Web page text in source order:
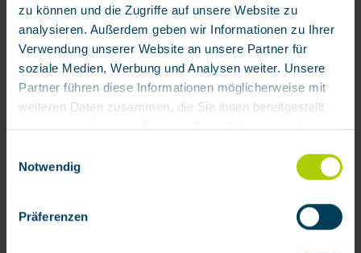
zu können und die Zugriffe auf unsere Website zu
analysieren. Außerdem geben wir Informationen zu Ihrer
Verwendung unserer Website an unsere Partner für
soziale Medien, Werbung und Analysen weiter. Unsere
Partner führen diese Informationen möglicherweise mit
weiteren Daten zusammen, die Sie ihnen bereitgestellt
haben oder die sie im Rahmen Ihrer Nutzung der Dienste
Mit Klick auf „[Zustimmen / Alles akzeptieren / etc.]“
erteilen Sie Ihre Einwilligung auch in die Weitergabe über
Ihr Verhalten in unserem Shop an unseren Partner, die
Notwendig
Präferenzen
Isolierender Atemschutz
Atemluftversorgungs-Systeme
Schutzanzüge
BARIKOS Erste Hilfe
Weitere Produkte